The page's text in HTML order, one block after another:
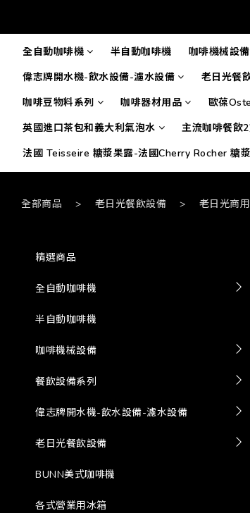
全自動咖啡機 半自動咖啡機 咖啡機械設備
偉志牌開水機-飲水設備-濾水設備
老日光餐
咖啡豆物料系列
咖啡器材用品
歐葆
英國進口茶包和義大利氣泡水
主流咖啡餐飲
法國 Teisseire 糖漿果露-法國Cherry Rocher 糖漿
全部商品 > 老日光餐飲設備 > 老日光商
精選商品
全自動咖啡機
半自動咖啡機
咖啡機械設備
餐飲設備系列
偉志牌開水機-飲水設備-濾水設備
老日光餐飲設備
BUNN美式咖啡機
各式營業用冰箱